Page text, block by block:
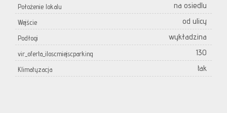
Położenie lokalu na osiedlu
Wejście od ulicy
Podłogi wykładzina
vir_oferta_iloscmiejscparking 130
Klimatyzacja tak